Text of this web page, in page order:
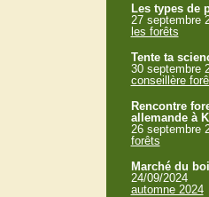
Les types de
27 septembre
les forêts
Tente ta
30 septembre
conseillère
Rencontre
allemande à
26 septembre
forêts
Marché du
24/09/2024
automne 2024